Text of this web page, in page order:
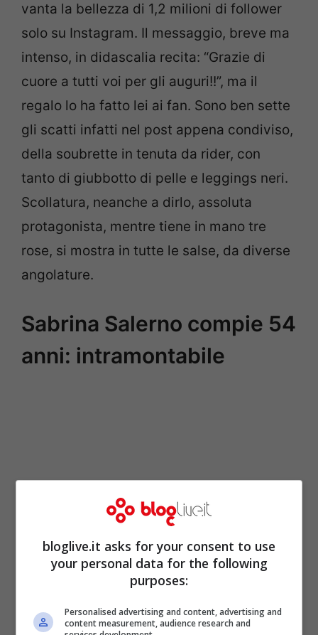
vanta la bellezza di 1,2 milioni di follower
solo su Instagram. Il messaggio, breve ma
intenso, in didascalia recita: “Grazie di
cuore a tutti voi per gli auguri!!”, ma il
regalo lo ha fatto lei ai fan. Sono ben sette
gli scatti infatti nel post appena condiviso,
della soubrette in tenuta da rider, con
tanto di giubbotto di pelle e leggings neri.
Scollatura, neanche a dirlo, assoluta
protagonista, mentre tiene in mano tre
rose, si mostra in tutte le salse, da diverse
angolature.
Sabrina Salerno compie 54
anni: intramontabile
bloglive.it asks for your consent to use
your personal data for the following
purposes:
Personalised advertising and content, advertising and
content measurement, audience research and